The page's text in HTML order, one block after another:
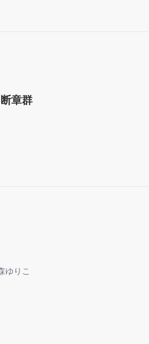
章群
ゆりこ